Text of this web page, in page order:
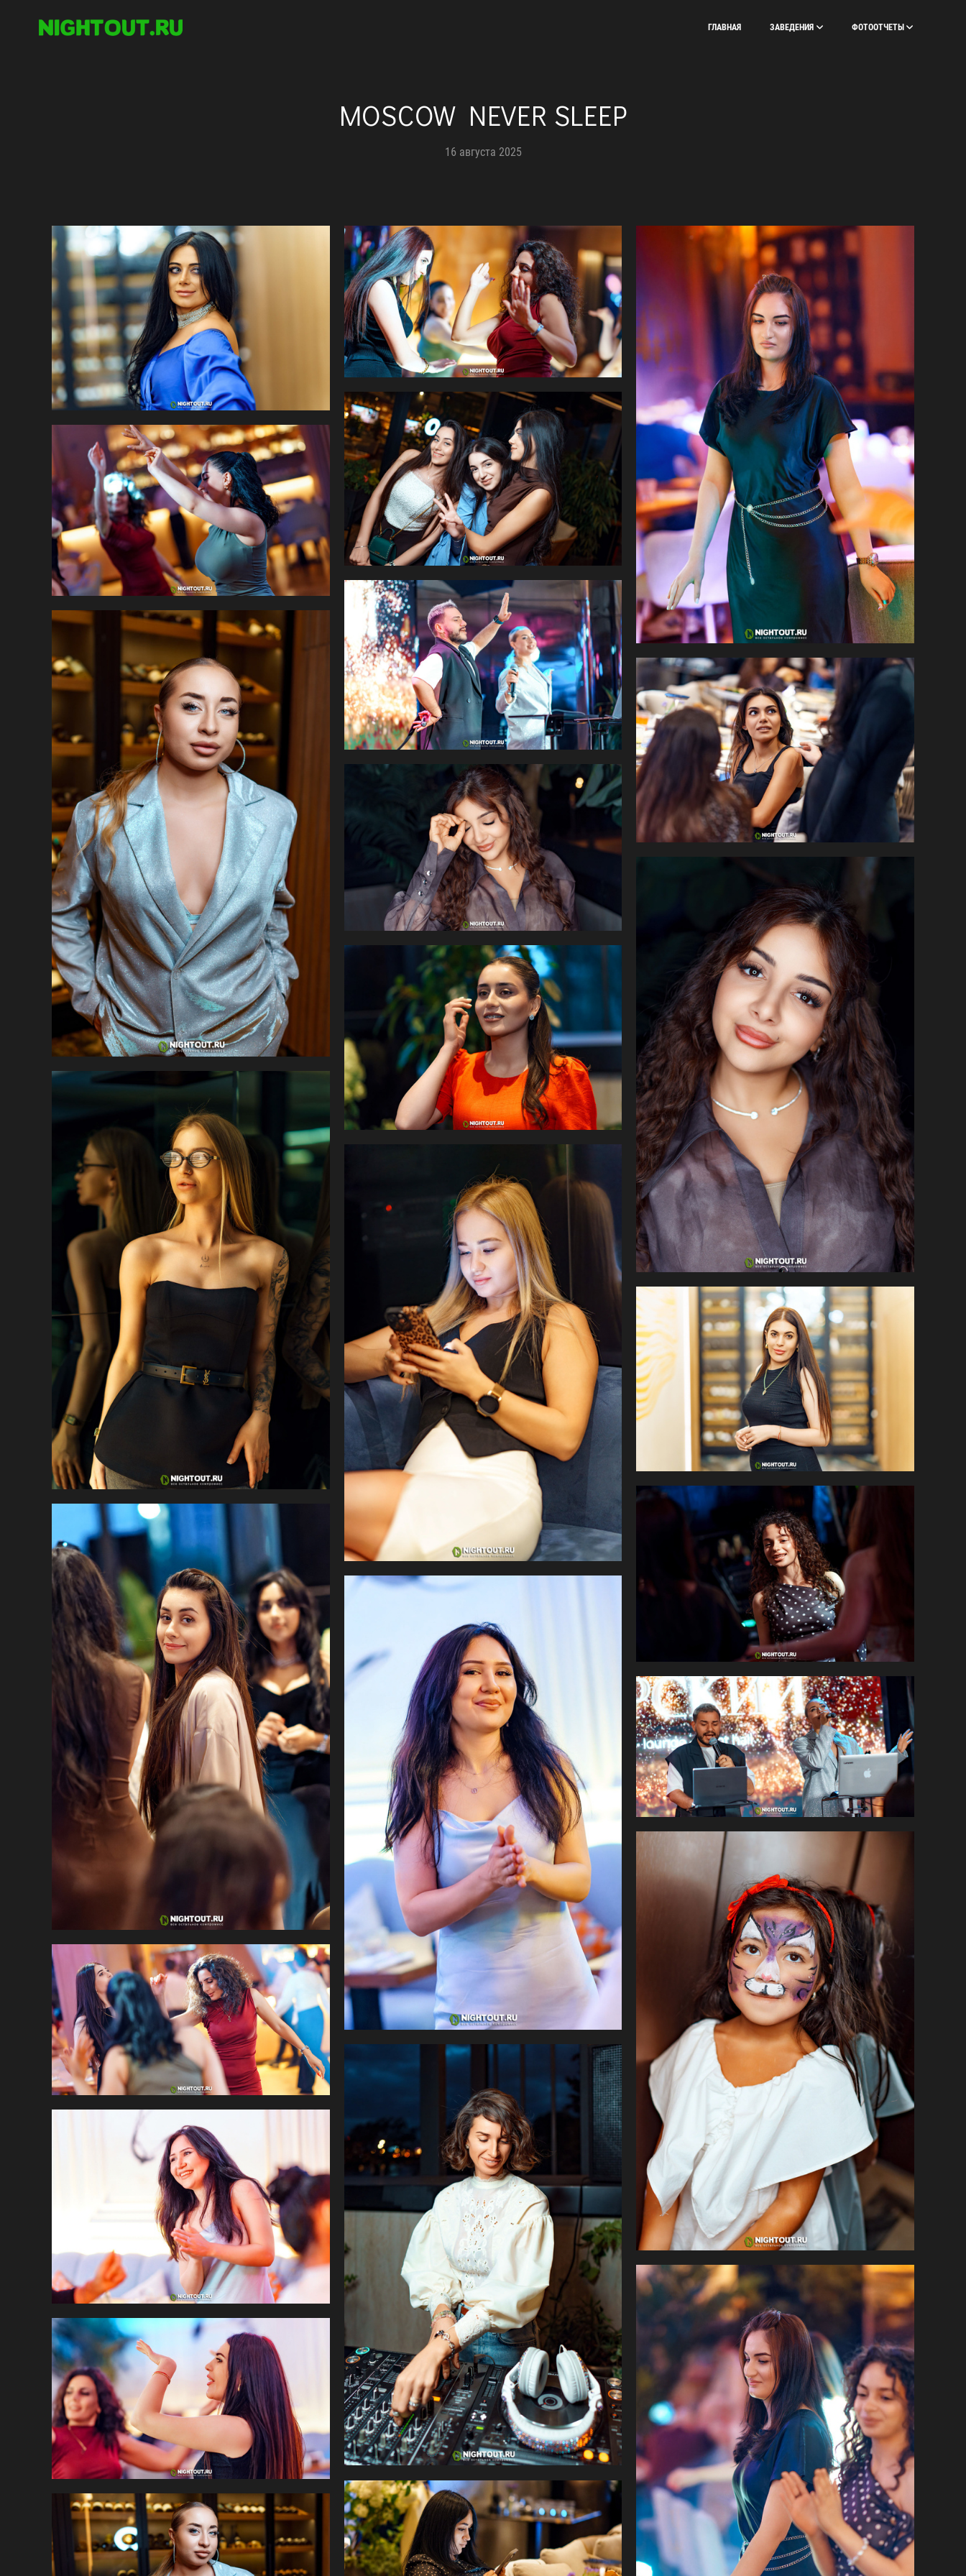
ГЛАВНАЯ ЗАВЕДЕНИЯ ФОТООТЧЕТЫ
MOSCOW NEVER SLEEP
16 августа 2025